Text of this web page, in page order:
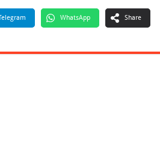
WhatsApp Share